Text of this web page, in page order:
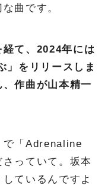
曲です。
経て、2024年には
」をリリースしま
作曲が山本精一
で「Adrenaline
っていて。坂本
ているんですよ